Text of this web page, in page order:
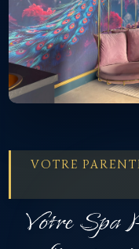
VOTRE
Votre Spa